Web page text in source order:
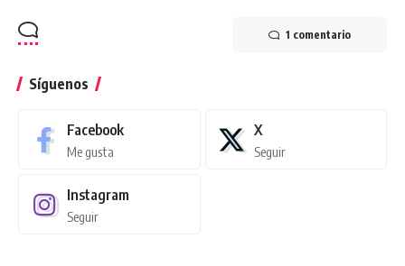
1 comentario
Síguenos
Facebook
Me gusta
X
Seguir
Instagram
Seguir